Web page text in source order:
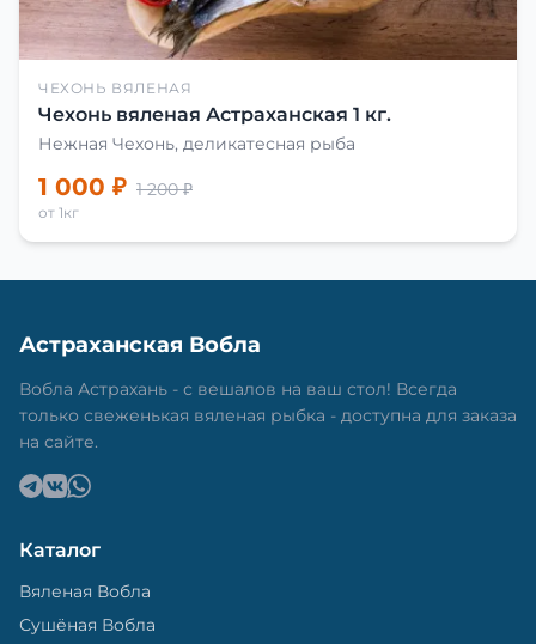
ЧЕХОНЬ ВЯЛЕНАЯ
Чехонь вяленая Астраханская 1 кг.
Нежная Чехонь, деликатесная рыба
1 000 ₽ 1 200 ₽
от 1кг
Астраханская Вобла
Вобла Астрахань - с вешалов на ваш стол! Всегда
только свеженькая вяленая рыбка - доступна для заказа
на сайте.
Каталог
Вяленая Вобла
Сушёная Вобла